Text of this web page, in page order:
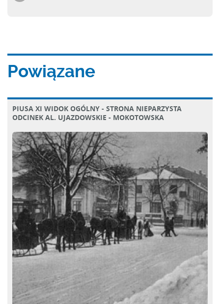
Powiązane
PIUSA XI WIDOK OGÓLNY - STRONA NIEPARZYSTA
ODCINEK AL. UJAZDOWSKIE - MOKOTOWSKA